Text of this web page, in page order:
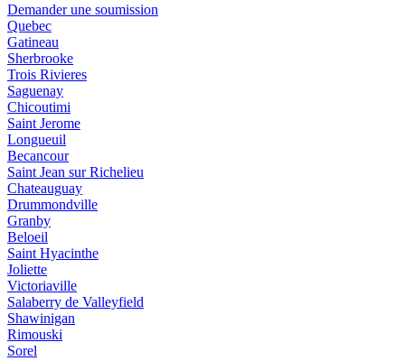
Demander une soumission
Quebec
Gatineau
Sherbrooke
Trois Rivieres
Saguenay
Chicoutimi
Saint Jerome
Longueuil
Becancour
Saint Jean sur Richelieu
Chateauguay
Drummondville
Granby
Beloeil
Saint Hyacinthe
Joliette
Victoriaville
Salaberry de Valleyfield
Shawinigan
Rimouski
Sorel